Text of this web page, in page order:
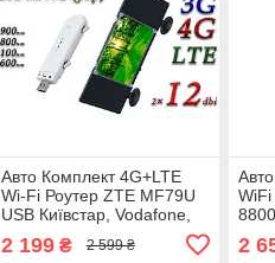
Авто Комплект 4G+LTE
Wi-Fi Роутер ZTE MF79U
USB Київстар, Vodafone,
Lifecell з антеною MIMO 2
× 12dbi (укр +рус)
2 199₴ 2 599 ₴
WiFi
2